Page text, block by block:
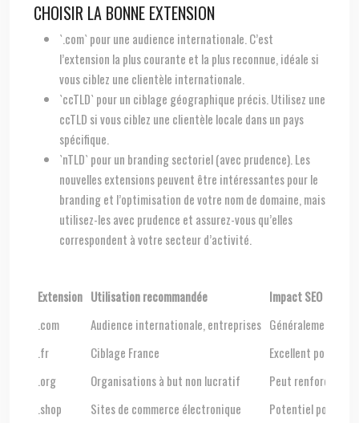
CHOISIR LA BONNE EXTENSION
`.com` pour une audience internationale. C’est
l’extension la plus courante et la plus reconnue, idéale si
vous ciblez une clientèle internationale.
`ccTLD` pour un ciblage géographique précis. Utilisez une
ccTLD si vous ciblez une clientèle locale dans un pays
spécifique.
`nTLD` pour un branding sectoriel (avec prudence). Les
nouvelles extensions peuvent être intéressantes pour le
branding et l’optimisation de votre nom de domaine, mais
utilisez-les avec prudence et assurez-vous qu’elles
correspondent à votre secteur d’activité.
Extension Utilisation recommandée
Impact SEO
.com
Audience internationale, entreprises Généralement
.fr
Ciblage France
Excellent pour le
.org
Organisations à but non lucratif
Peut renforcer la
.shop
Sites de commerce électronique Potentiel pour